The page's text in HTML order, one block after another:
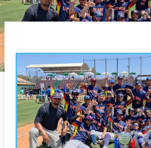
Valencia en deporte